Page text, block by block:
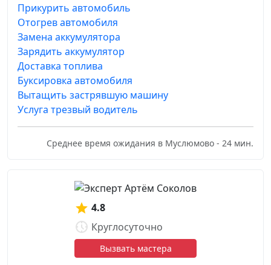
Прикурить автомобиль
Отогрев автомобиля
Замена аккумулятора
Зарядить аккумулятор
Доставка топлива
Буксировка автомобиля
Вытащить застрявшую машину
Услуга трезвый водитель
Среднее время ожидания в Муслюмово - 24 мин.
4.8
Круглосуточно
Вызвать мастера